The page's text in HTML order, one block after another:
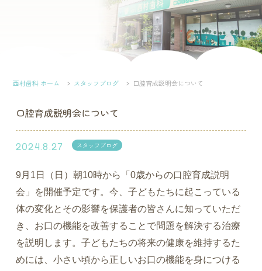
西村歯科 ホーム スタッフブログ 口腔育成説明会について
口腔育成説明会について
2024.8.27 スタッフブログ
9月1日（日）朝10時から「0歳からの口腔育成説明
会」を開催予定です。今、子どもたちに起こっている
体の変化とその影響を保護者の皆さんに知っていただ
き、お口の機能を改善することで問題を解決する治療
を説明します。子どもたちの将来の健康を維持するた
めには、小さい頃から正しいお口の機能を身につける